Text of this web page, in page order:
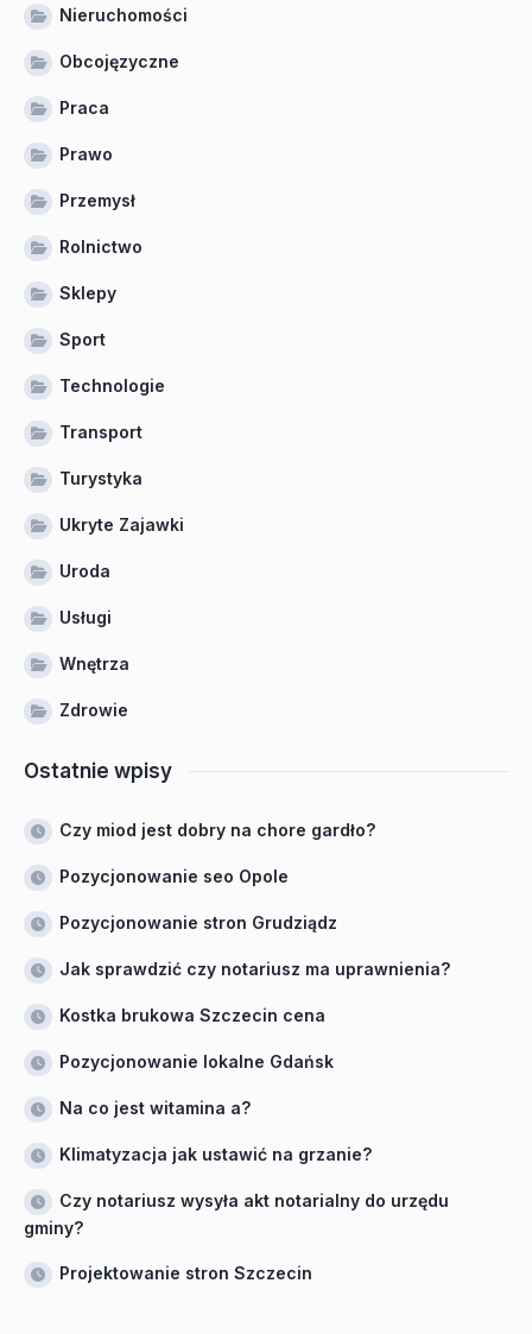
Nieruchomości
Obcojęzyczne
Praca
Prawo
Przemysł
Rolnictwo
Sklepy
Sport
Technologie
Transport
Turystyka
Ukryte Zajawki
Uroda
Usługi
Wnętrza
Zdrowie
Ostatnie wpisy
Czy miod jest dobry na chore gardło?
Pozycjonowanie seo Opole
Pozycjonowanie stron Grudziądz
Jak sprawdzić czy notariusz ma uprawnienia?
Kostka brukowa Szczecin cena
Pozycjonowanie lokalne Gdańsk
Na co jest witamina a?
Klimatyzacja jak ustawić na grzanie?
Czy notariusz wysyła akt notarialny do urzędu
gminy?
Projektowanie stron Szczecin